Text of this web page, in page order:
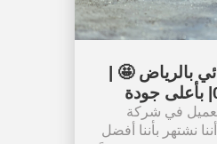
بالرياض 🤩 |
في شركة
نشتهر بأننا أفضل